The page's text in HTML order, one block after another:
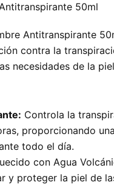
50ml
Antitranspirante
contra la
necesidades de la
Controla la
proporcionando
todo el día.
con Agua
y proteger la piel de